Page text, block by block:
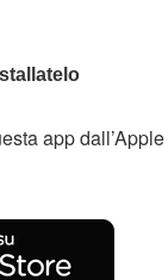
app